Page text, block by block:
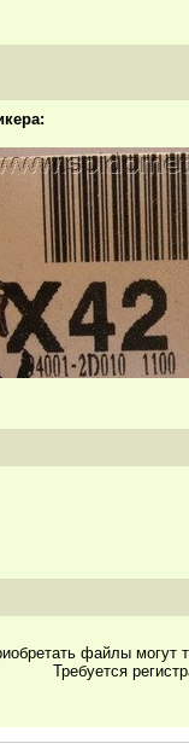
файлы могут
Требуется